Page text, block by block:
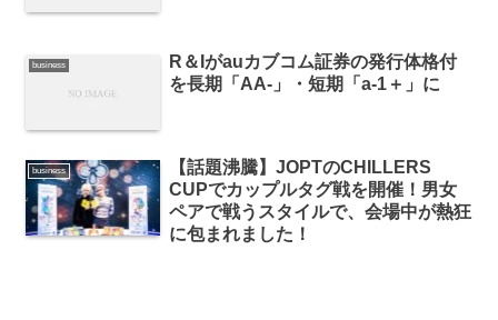
business
R＆Iがauカブコム証券の発行体格付
を長期「AA-」・短期「a-1＋」に
business
【話題沸騰】JOPTのCHILLERS
CUPでカップルタグ戦を開催！男女
ペアで戦うスタイルで、会場中が熱狂
に包まれました！